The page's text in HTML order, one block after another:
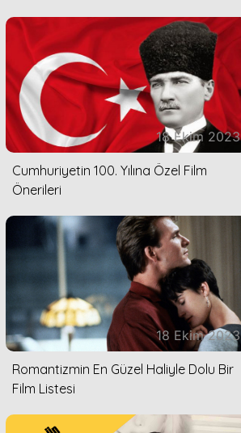
18 Ekim 2023
Cumhuriyetin 100. Yılına Özel Film
Önerileri
18 Ekim 2023
Romantizmin En Güzel Haliyle Dolu Bir
Film Listesi